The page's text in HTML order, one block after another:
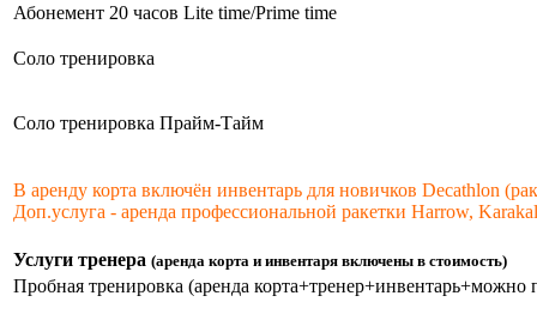
Абонемент 20 часов Lite time/Prime time
Соло тренировка
Соло тренировка Прайм-Тайм
В аренду корта включён инвентарь для новичков Decathlon
Доп.услуга - аренда профессиональной ракетки Harrow,
Услуги тренера (аренда корта и инвентаря включены в стоимость)
Пробная тренировка (аренда корта+тренер+инвентарь+можно